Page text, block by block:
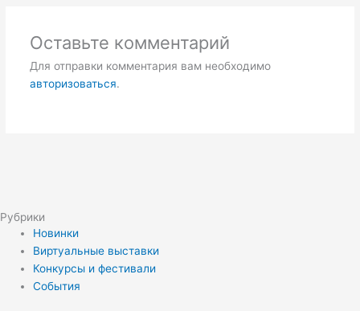
Оставьте комментарий
Для отправки комментария вам необходимо
авторизоваться.
Рубрики
Новинки
Виртуальные выставки
Конкурсы и фестивали
События